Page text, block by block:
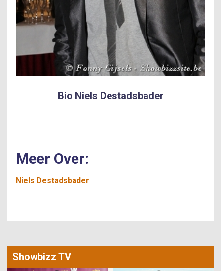
Bio Niels Destadsbader
Meer Over:
Niels Destadsbader
Showbizz TV